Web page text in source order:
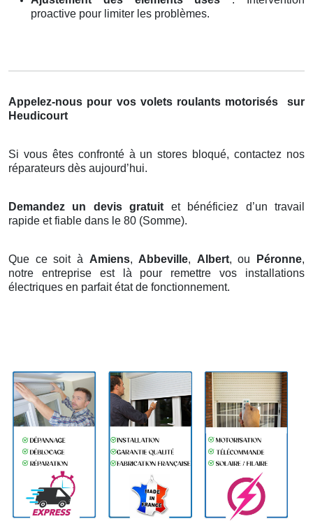
proactive pour limiter les problèmes.
Appelez-nous pour vos volets roulants motorisés
sur
Heudicourt
Si vous êtes confronté à un stores bloqué, contactez nos
réparateurs dès aujourd’hui.
Demandez un devis gratuit et bénéficiez d’un travail
rapide et fiable dans le 80 (Somme).
Que ce soit à Amiens, Abbeville, Albert, ou Péronne,
notre entreprise est là pour remettre vos installations
électriques en parfait état de fonctionnement.